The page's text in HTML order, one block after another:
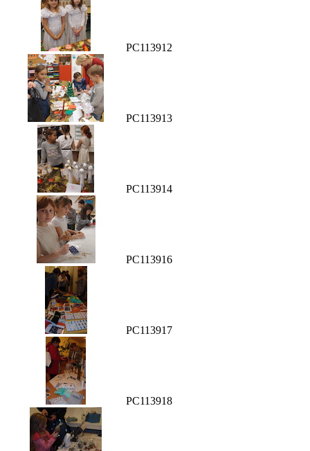
PC113912
PC113913
PC113914
PC113916
PC113917
PC113918